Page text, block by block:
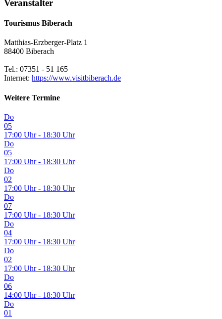
Veranstalter
Tourismus Biberach
Matthias-Erzberger-Platz 1
88400 Biberach
Tel.: 07351 - 51 165
Internet: https://www.visitbiberach.de
Weitere Termine
Do
05
17:00 Uhr - 18:30 Uhr
Do
05
17:00 Uhr - 18:30 Uhr
Do
02
17:00 Uhr - 18:30 Uhr
Do
07
17:00 Uhr - 18:30 Uhr
Do
04
17:00 Uhr - 18:30 Uhr
Do
02
17:00 Uhr - 18:30 Uhr
Do
06
14:00 Uhr - 18:30 Uhr
Do
01